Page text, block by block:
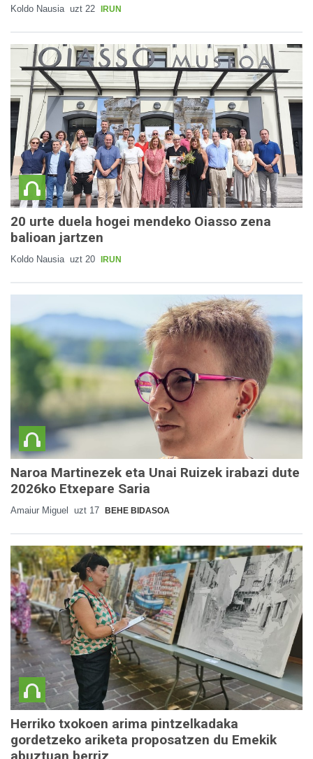
Koldo Nausia uzt 22 IRUN
20 urte duela hogei mendeko Oiasso zena
balioan jartzen
Koldo Nausia uzt 20 IRUN
Naroa Martinezek eta Unai Ruizek irabazi dute
2026ko Etxepare Saria
Amaiur Miguel uzt 17 BEHE BIDASOA
Herriko txokoen arima pintzelkadaka
gordetzeko ariketa proposatzen du Emekik